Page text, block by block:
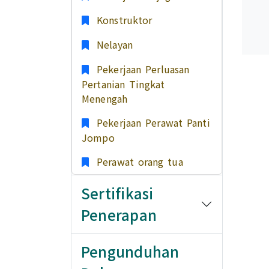
Konstruktor
Nelayan
Pekerjaan Perluasan
Pertanian Tingkat
Menengah
Pekerjaan Perawat Panti
Jompo
Perawat orang tua
Sertifikasi
Penerapan
Pengunduhan